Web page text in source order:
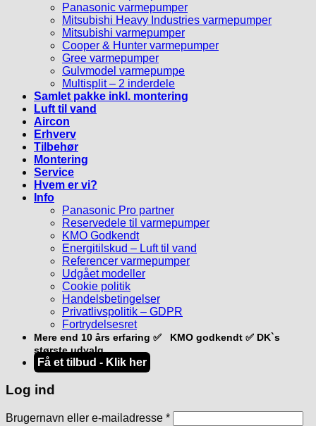
Panasonic varmepumper
Mitsubishi Heavy Industries varmepumper
Mitsubishi varmepumper
Cooper & Hunter varmepumper
Gree varmepumper
Gulvmodel varmepumpe
Multisplit – 2 inderdele
Samlet pakke inkl. montering
Luft til vand
Aircon
Erhverv
Tilbehør
Montering
Service
Hvem er vi?
Info
Panasonic Pro partner
Reservedele til varmepumper
KMO Godkendt
Energitilskud – Luft til vand
Referencer varmepumper
Udgået modeller
Cookie politik
Handelsbetingelser
Privatlivspolitik – GDPR
Fortrydelsesret
Mere end 10 års erfaring ✅ KMO godkendt ✅ DK`s
største udvalg
Få et tilbud - Klik her
Log ind
Brugernavn eller e-mailadresse *Påkrævet